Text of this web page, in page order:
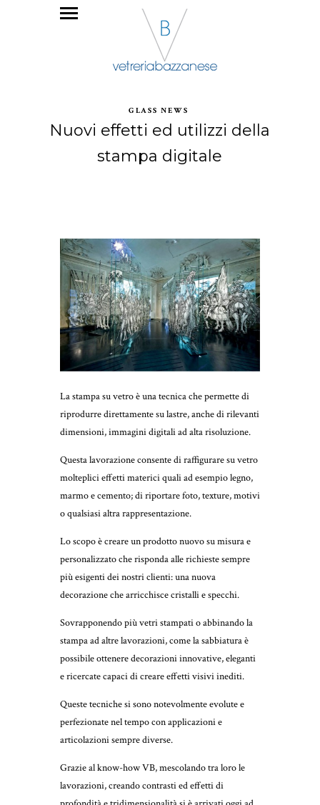
GLASS NEWS
Nuovi effetti ed utilizzi della
stampa digitale
La stampa su vetro è una tecnica che permette di
riprodurre direttamente su lastre, anche di rilevanti
dimensioni, immagini digitali ad alta risoluzione.
Questa lavorazione consente di raffigurare su vetro
molteplici effetti materici quali ad esempio legno,
marmo e cemento; di riportare foto, texture, motivi
o qualsiasi altra rappresentazione.
Lo scopo è creare un prodotto nuovo su misura e
personalizzato che risponda alle richieste sempre
più esigenti dei nostri clienti: una nuova
decorazione che arricchisce cristalli e specchi.
Sovrapponendo più vetri stampati o abbinando la
stampa ad altre lavorazioni, come la sabbiatura è
possibile ottenere decorazioni innovative, eleganti
e ricercate capaci di creare effetti visivi inediti.
Queste tecniche si sono notevolmente evolute e
perfezionate nel tempo con applicazioni e
articolazioni sempre diverse.
Grazie al know-how VB, mescolando tra loro le
lavorazioni, creando contrasti ed effetti di